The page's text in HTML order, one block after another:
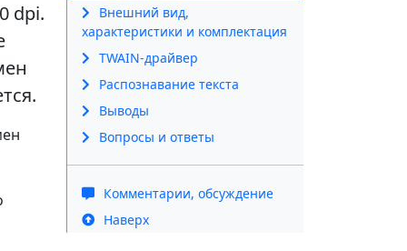
dpi.
Внешний вид,
характеристики и комплектация
TWAIN-драйвер
Распознавание текста
Выводы
Вопросы и ответы
Комментарии, обсуждение
Наверх